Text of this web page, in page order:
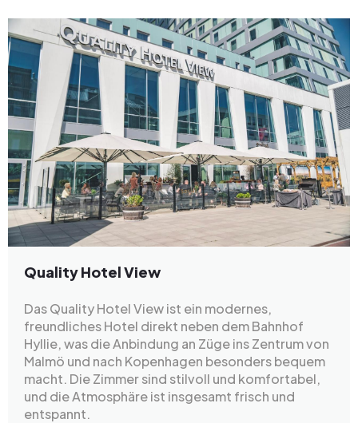
Quality Hotel View
Das Quality Hotel View ist ein modernes,
freundliches Hotel direkt neben dem Bahnhof
Hyllie, was die Anbindung an Züge ins Zentrum von
Malmö und nach Kopenhagen besonders bequem
macht. Die Zimmer sind stilvoll und komfortabel,
und die Atmosphäre ist insgesamt frisch und
entspannt.